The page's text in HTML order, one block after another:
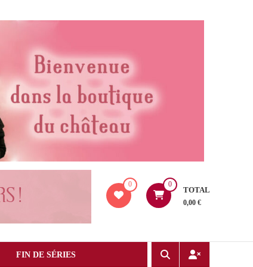
0 0
TOTAL
0,00 €
FIN DE SÉRIES